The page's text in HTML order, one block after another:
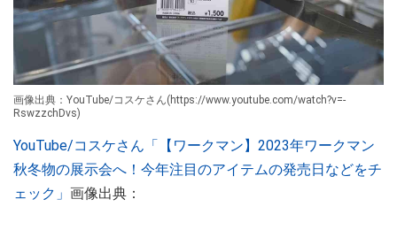
画像出典：YouTube/コスケさん(https://www.youtube.com/watch?v=-
RswzzchDvs)
YouTube/コスケさん「【ワークマン】2023年ワークマン
秋冬物の展示会へ！今年注目のアイテムの発売日などをチ
ェック」 画像出典：